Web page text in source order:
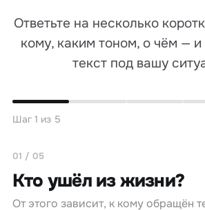
Ответьте на несколько
кому, каким тоном, о чём —
текст под вашу
Шаг 1 из 5
01 / 05
Кто ушёл из жизни?
От этого зависит, к кому обращён